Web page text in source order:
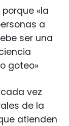
«la
a
ser una
goteo»
vez
de la
atienden